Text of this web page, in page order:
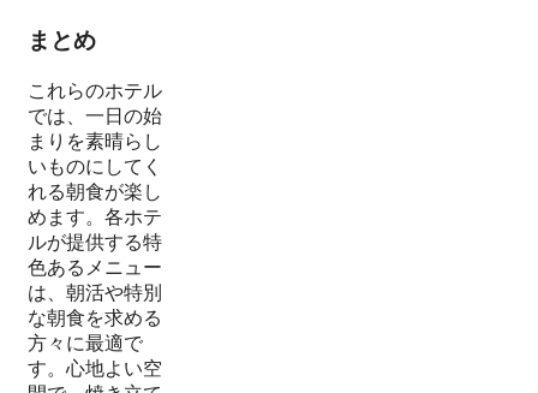
まとめ
これらのホテル
では、一日の始
まりを素晴らし
いものにしてく
れる朝食が楽し
めます。各ホテ
ルが提供する特
色あるメニュー
は、朝活や特別
な朝食を求める
方々に最適で
す。心地よい空